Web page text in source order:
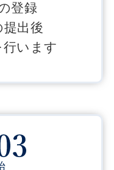
登録
提出後
います